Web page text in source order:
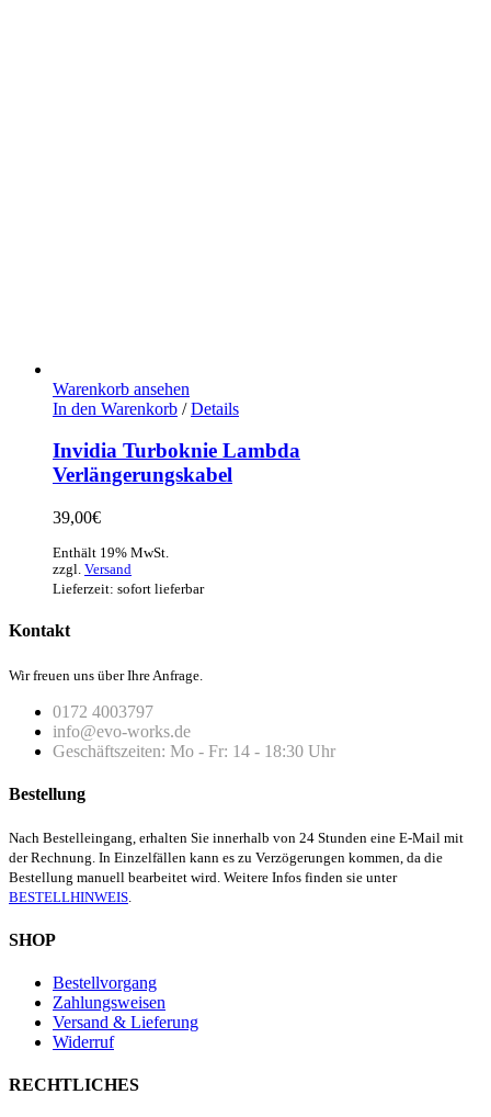
Warenkorb ansehen
In den Warenkorb / Details
Invidia Turboknie Lambda
Verlängerungskabel
39,00€
Enthält 19% MwSt.
zzgl. Versand
Lieferzeit: sofort lieferbar
Kontakt
Wir freuen uns über Ihre Anfrage.
0172 4003797
info@evo-works.de
Geschäftszeiten: Mo - Fr: 14 - 18:30 Uhr
Bestellung
Nach Bestelleingang, erhalten Sie innerhalb von 24 Stunden eine E-Mail mit
der Rechnung. In Einzelfällen kann es zu Verzögerungen kommen, da die
Bestellung manuell bearbeitet wird. Weitere Infos finden sie unter
BESTELLHINWEIS.
SHOP
Bestellvorgang
Zahlungsweisen
Versand & Lieferung
Widerruf
RECHTLICHES